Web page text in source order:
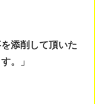
添削して頂いた
。」